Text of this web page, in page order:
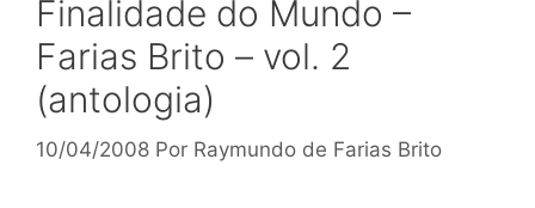
Finalidade do Mundo –
Farias Brito – vol. 2
(antologia)
10/04/2008 Por Raymundo de Farias Brito